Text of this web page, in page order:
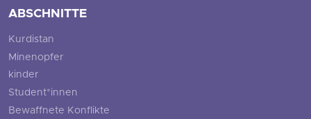
ABSCHNITTE
Kurdistan
Minenopfer
kinder
Student*innen
Bewaffnete Konflikte